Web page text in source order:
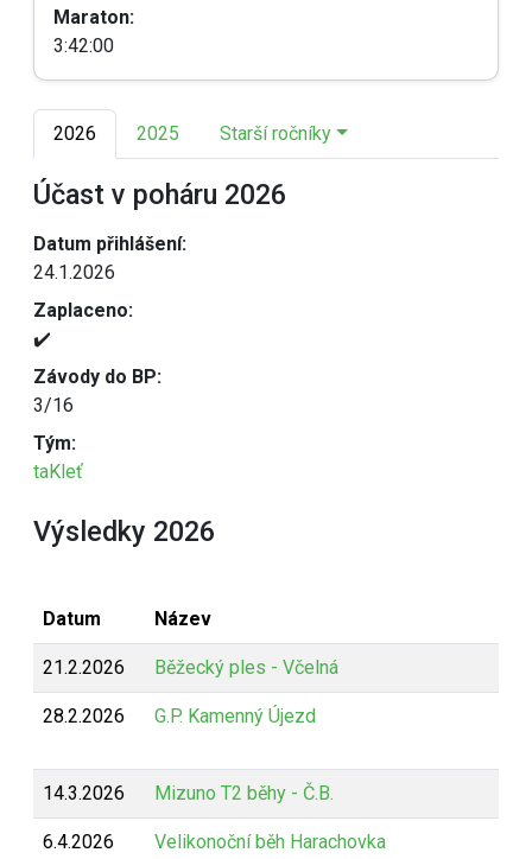
Maraton:
3:42:00
2026 2025 Starší ročníky
Účast v poháru 2026
Datum přihlášení:
24.1.2026
Zaplaceno:
✔️
Závody do BP:
3/16
Tým:
taKleť
Výsledky 2026
Datum Název
21.2.2026 Běžecký ples - Včelná
28.2.2026 G.P. Kamenný Újezd
14.3.2026 Mizuno T2 běhy - Č.B.
6.4.2026 Velikonoční běh Harachovka